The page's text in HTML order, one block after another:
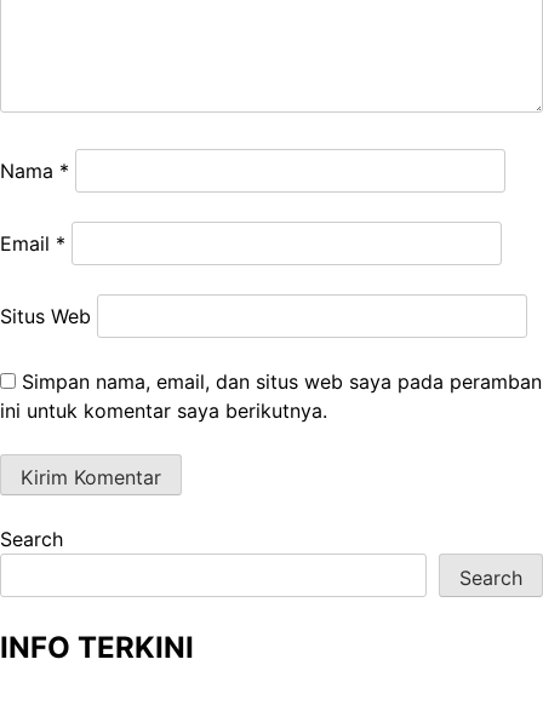
Nama *
Email *
Situs Web
Simpan nama, email, dan situs web saya pada peramban
ini untuk komentar saya berikutnya.
Search
Search
INFO TERKINI